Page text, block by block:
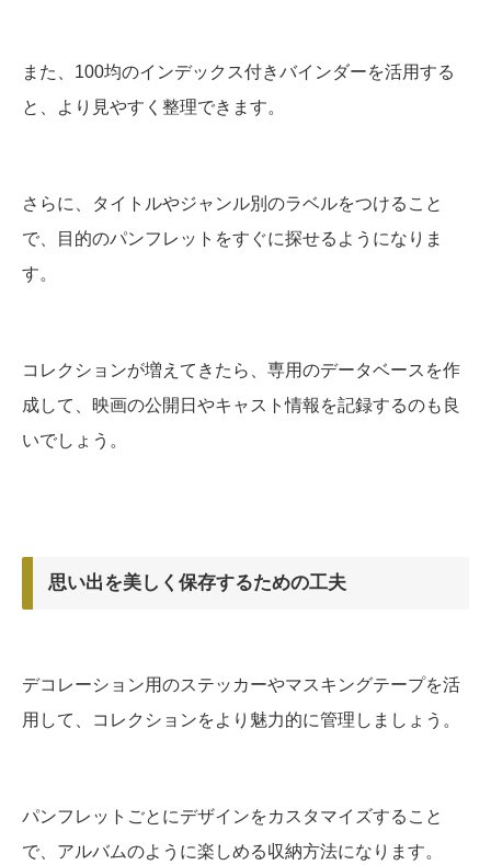
また、100均のインデックス付きバインダーを活用する
と、より見やすく整理できます。
さらに、タイトルやジャンル別のラベルをつけること
で、目的のパンフレットをすぐに探せるようになりま
す。
コレクションが増えてきたら、専用のデータベースを作
成して、映画の公開日やキャスト情報を記録するのも良
いでしょう。
思い出を美しく保存するための工夫
デコレーション用のステッカーやマスキングテープを活
用して、コレクションをより魅力的に管理しましょう。
パンフレットごとにデザインをカスタマイズすること
で、アルバムのように楽しめる収納方法になります。